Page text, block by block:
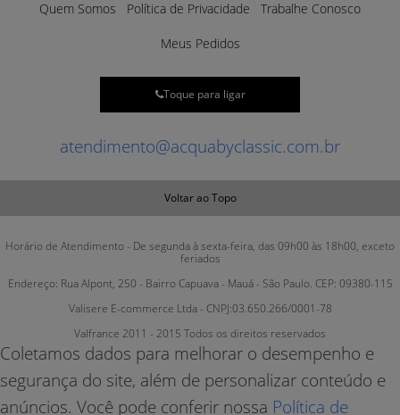
Quem Somos Política de Privacidade Trabalhe Conosco
Meus Pedidos
Toque para ligar
atendimento@acquabyclassic.com.br
Voltar ao Topo
Horário de Atendimento - De segunda à sexta-feira, das 09h00 às 18h00, exceto
feriados
Endereço: Rua Alpont, 250 - Bairro Capuava - Mauá - São Paulo. CEP: 09380-115
Valisere E-commerce Ltda - CNPJ:03.650.266/0001-78
Valfrance 2011 - 2015 Todos os direitos reservados
Coletamos dados para melhorar o desempenho e
segurança do site, além de personalizar conteúdo e
anúncios. Você pode conferir nossa Política de